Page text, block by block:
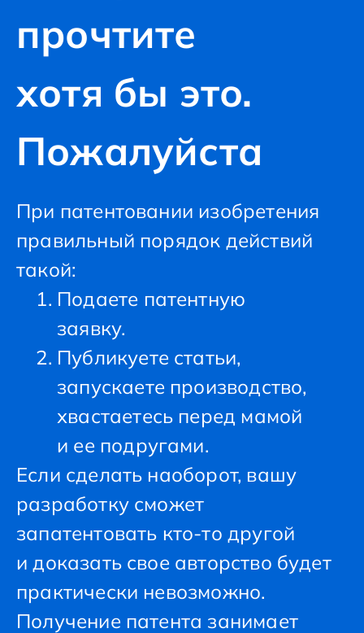
прочтите
хотя бы это.
Пожалуйста
При патентовании изобретения
правильный порядок действий
такой:
Подаете патентную
заявку.
Публикуете статьи,
запускаете производство,
хвастаетесь перед мамой
и ее подругами.
Если сделать наоборот, вашу
разработку сможет
запатентовать кто-то другой
и доказать свое авторство будет
практически невозможно.
Получение патента занимает